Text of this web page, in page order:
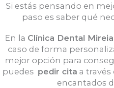
Si estás pensando en
paso es saber qué
En la Clínica Dental
caso de forma
mejor opción para
puedes pedir cita a través
encantados